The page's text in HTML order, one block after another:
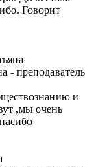
Говорит
- преподаватель
и
,мы очень